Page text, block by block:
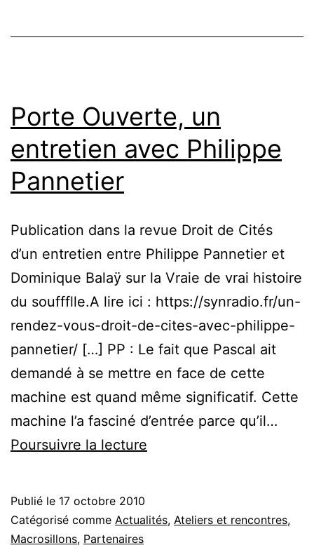
Porte Ouverte, un
entretien avec Philippe
Pannetier
Publication dans la revue Droit de Cités
d’un entretien entre Philippe Pannetier et
Dominique Balaÿ sur la Vraie de vrai histoire
du souffflle.A lire ici : https://synradio.fr/un-
rendez-vous-droit-de-cites-avec-philippe-
pannetier/ […] PP : Le fait que Pascal ait
demandé à se mettre en face de cette
machine est quand même significatif. Cette
machine l’a fasciné d’entrée parce qu’il…
Poursuivre la lecture
entretien
Publié le 17 octobre 2010
Catégorisé comme Actualités, Ateliers et rencontres,
Macrosillons, Partenaires